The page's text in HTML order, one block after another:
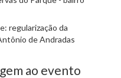
regularização da
de Andradas
ao evento